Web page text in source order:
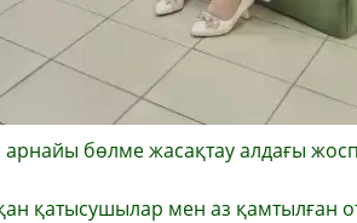
бөлме жасақтау алдағы
қатысушылар мен аз қамтылған